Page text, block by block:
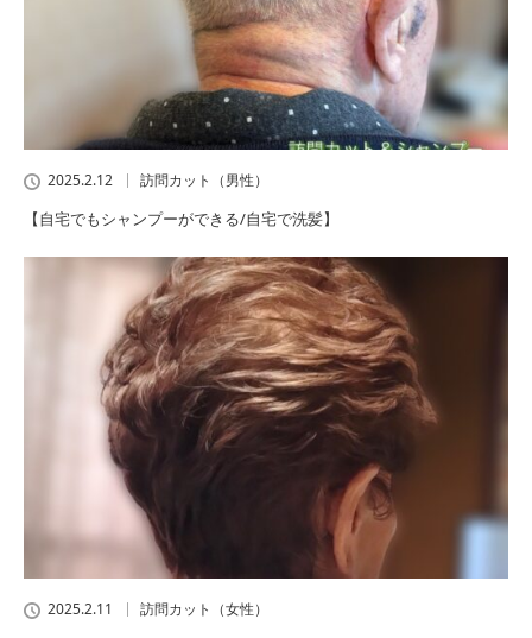
2025.2.12 訪問カット（男性）
【自宅でもシャンプーができる/自宅で洗髪】
2025.2.11 訪問カット（女性）